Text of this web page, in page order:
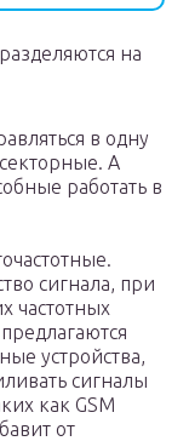
на
в одну
А
работать в
сигнала, при
частотных
устройства,
сигналы
как GSM
от